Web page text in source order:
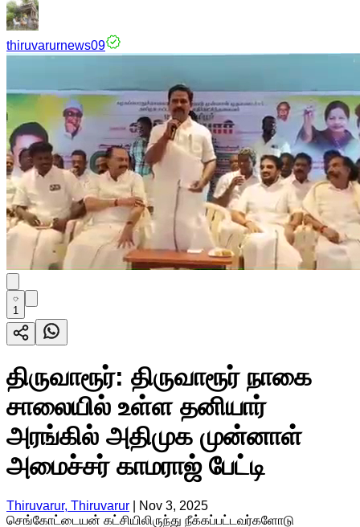
thiruvarurnews09
1
திருவாரூர்: திருவாரூர் நாகை
சாலையில் உள்ள தனியார்
அரங்கில் அதிமுக முன்னாள்
அமைச்சர் காமராஜ் பேட்டி
Thiruvarur, Thiruvarur
Nov 3, 2025
செங்கோட்டையன் கட்சியிலிருந்து நீக்கப்பட்டவர்களோடு